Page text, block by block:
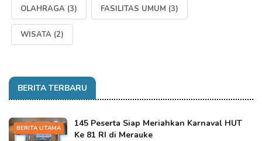
OLAHRAGA (3) FASILITAS UMUM (3)
WISATA (2)
BERITA TERBARU
BERITA UTAMA
145 Peserta Siap Meriahkan Karnaval HUT
Ke 81 RI di Merauke